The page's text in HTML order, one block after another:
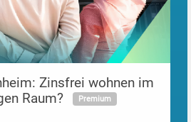
Zinsfrei wohnen im
Raum?
Premium